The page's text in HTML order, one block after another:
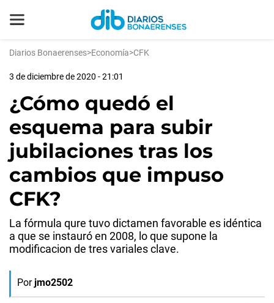
Diarios Bonaerenses>Economía>CFK
3 de diciembre de 2020 - 21:01
¿Cómo quedó el
esquema para subir
jubilaciones tras los
cambios que impuso
CFK?
La fórmula qure tuvo dictamen favorable es idéntica
a que se instauró en 2008, lo que supone la
modificacion de tres variales clave.
Por jmo2502